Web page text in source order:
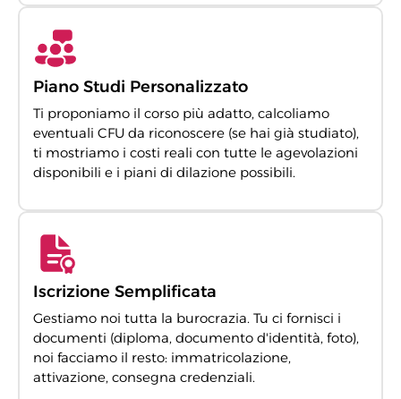
Piano Studi Personalizzato
Ti proponiamo il corso più adatto, calcoliamo
eventuali CFU da riconoscere (se hai già studiato),
ti mostriamo i costi reali con tutte le agevolazioni
disponibili e i piani di dilazione possibili.
Iscrizione Semplificata
Gestiamo noi tutta la burocrazia. Tu ci fornisci i
documenti (diploma, documento d'identità, foto),
noi facciamo il resto: immatricolazione,
attivazione, consegna credenziali.